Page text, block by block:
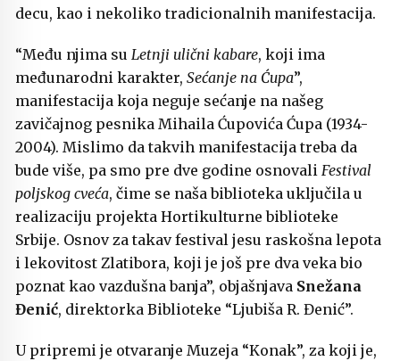
decu, kao i nekoliko tradicionalnih manifestacija.
“Među njima su Letnji ulični kabare, koji ima
međunarodni karakter, Sećanje na Ćupa”,
manifestacija koja neguje sećanje na našeg
zavičajnog pesnika Mihaila Ćupovića Ćupa (1934-
2004). Mislimo da takvih manifestacija treba da
bude više, pa smo pre dve godine osnovali Festival
poljskog cveća, čime se naša biblioteka uključila u
realizaciju projekta Hortikulturne biblioteke
Srbije. Osnov za takav festival jesu raskošna lepota
i lekovitost Zlatibora, koji je još pre dva veka bio
poznat kao vazdušna banja”, objašnjava Snežana
Đenić, direktorka Biblioteke “Ljubiša R. Đenić”.
U pripremi je otvaranje Muzeja “Konak”, za koji je,